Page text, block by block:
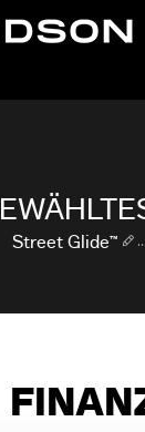
Street Glide™